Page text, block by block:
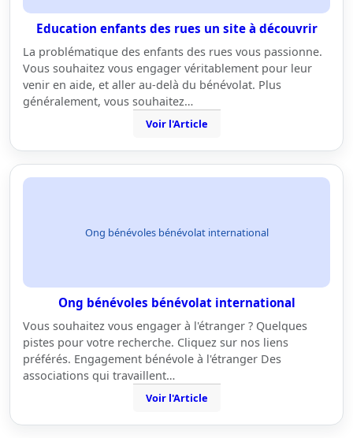
Education enfants des rues un site à découvrir
La problématique des enfants des rues vous passionne.
Vous souhaitez vous engager véritablement pour leur
venir en aide, et aller au-delà du bénévolat. Plus
généralement, vous souhaitez…
Voir l'Article
Ong bénévoles bénévolat international
Ong bénévoles bénévolat international
Vous souhaitez vous engager à l'étranger ? Quelques
pistes pour votre recherche. Cliquez sur nos liens
préférés. Engagement bénévole à l'étranger Des
associations qui travaillent…
Voir l'Article